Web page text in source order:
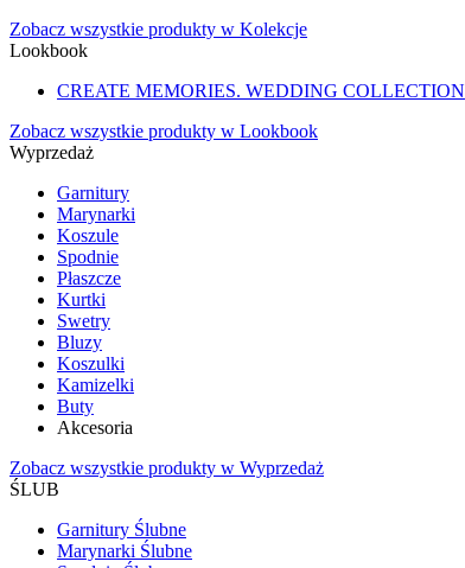
Zobacz wszystkie produkty w Kolekcje
Lookbook
CREATE MEMORIES. WEDDING COLLECTION
Zobacz wszystkie produkty w Lookbook
Wyprzedaż
Garnitury
Marynarki
Koszule
Spodnie
Płaszcze
Kurtki
Swetry
Bluzy
Koszulki
Kamizelki
Buty
Akcesoria
Zobacz wszystkie produkty w Wyprzedaż
ŚLUB
Garnitury Ślubne
Marynarki Ślubne